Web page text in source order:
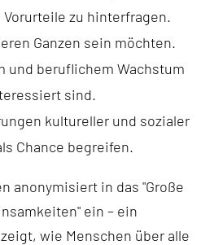
zu hinterfragen.
Ganzen sein möchten.
und beruflichem Wachstum
sind.
kultureller und sozialer
Chance begreifen.
anonymisiert in das "Große
ein – ein
wie Menschen über alle